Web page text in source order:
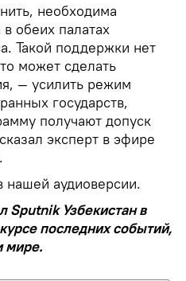
необходима
обеих палатах
Такой поддержки нет
может сделать
— усилить режим
государств,
получают допуск
эксперт в эфире
.
нашей аудиоверсии.
Sputnik Узбекистан в
последних событий,
мире.